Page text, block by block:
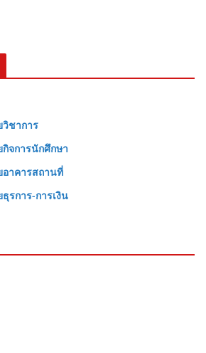
ชาการ
จการนักศึกษา
าคารสถานที่
รการ-การเงิน